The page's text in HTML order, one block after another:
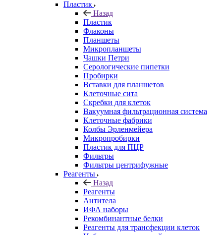
Пластик
Назад
Пластик
Флаконы
Планшеты
Микропланшеты
Чашки Петри
Серологические пипетки
Пробирки
Вставки для планшетов
Клеточные сита
Скребки для клеток
Вакуумная фильтрационная система
Клеточные фабрики
Колбы Эрленмейера
Микропробирки
Пластик для ПЦР
Фильтры
Фильтры центрифужные
Реагенты
Назад
Реагенты
Антитела
ИФА наборы
Рекомбинантные белки
Реагенты для трансфекции клеток